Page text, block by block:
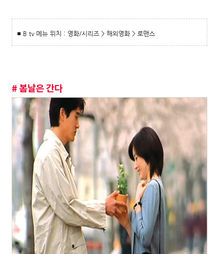
■ B tv 메뉴 위치 : 영화/시리즈 > 해외영화 > 로맨스
# 봄날은 간다